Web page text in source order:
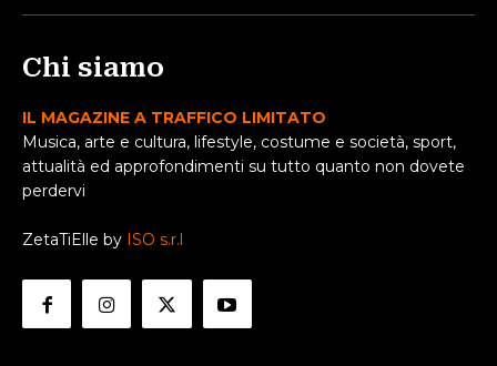
Chi siamo
IL MAGAZINE A TRAFFICO LIMITATO
Musica, arte e cultura, lifestyle, costume e società, sport,
attualità ed approfondimenti su tutto quanto non dovete
perdervi
ZetaTiElle by ISO s.r.l